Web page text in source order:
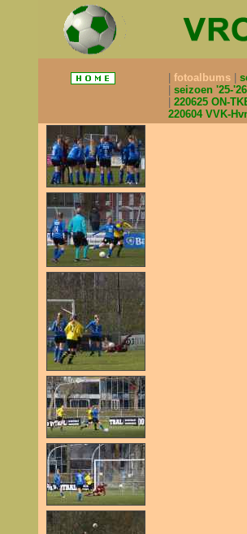
fotoalbums
seizoen '25-'26
220625 ON-
220604 VVK-